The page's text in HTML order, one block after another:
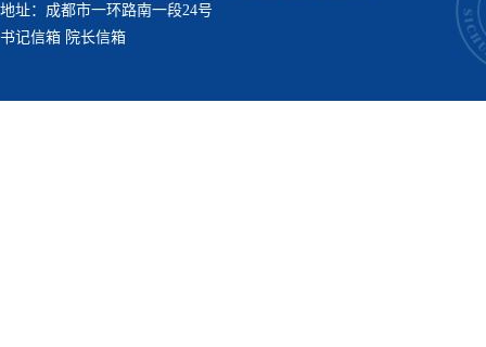
地址：成都市一环路南一段24号
书记信箱 院长信箱